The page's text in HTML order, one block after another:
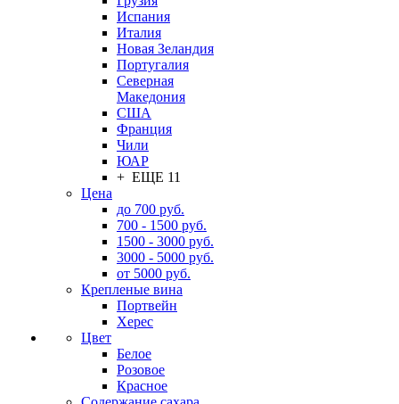
Испания
Италия
Новая Зеландия
Португалия
Северная
Македония
США
Франция
Чили
ЮАР
+ ЕЩЕ 11
Цена
до 700 руб.
700 - 1500 руб.
1500 - 3000 руб.
3000 - 5000 руб.
от 5000 руб.
Крепленые вина
Портвейн
Херес
Цвет
Белое
Розовое
Красное